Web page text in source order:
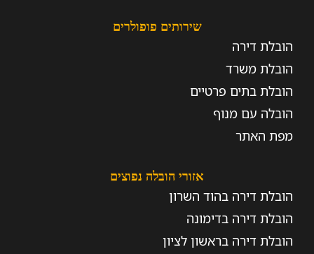
שירותים פופולרים
הובלת דירה
הובלת משרד
הובלת בתים פרטיים
הובלה עם מנוף
מפת האתר
אזורי הובלה נפוצים
הובלת דירה בהוד השרון
הובלת דירה בדימונה
הובלת דירה בראשון לציון